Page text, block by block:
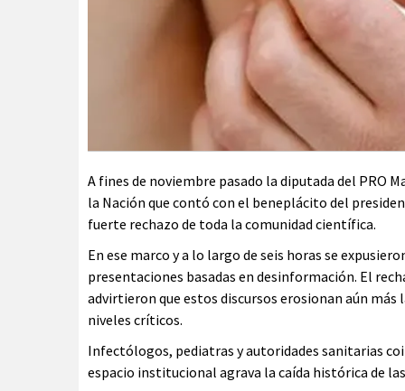
A fines de noviembre pasado la diputada del PRO
la Nación que contó con el beneplácito del
fuerte rechazo de toda la comunidad científica.
En ese marco y a lo largo de seis horas se
presentaciones basadas en desinformación. El
advirtieron que estos discursos erosionan aún más
niveles críticos.
Infectólogos, pediatras y autoridades sanitarias
espacio institucional agrava la caída histórica de